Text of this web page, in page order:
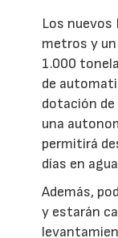
Los nuevos
metros y
1.000
de
dotación de
una
permitirá
días en
Además,
y estarán